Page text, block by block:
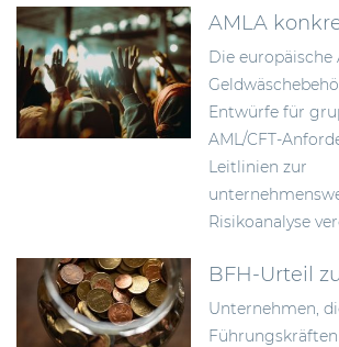
Die europäische
Entwürfe für
AML/CFT-
Leitlinien zur
Risikoanalyse
Unternehmen,